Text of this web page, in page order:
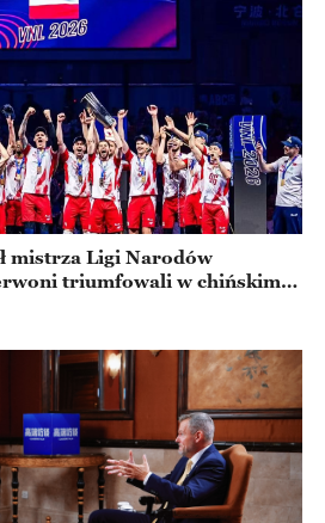
mistrza Ligi Narodów
triumfowali w chińskim